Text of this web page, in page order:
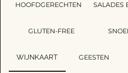
HOOFDGERECHTEN SALADES
GLUTEN-FREE
WIJNKAART GEESTEN